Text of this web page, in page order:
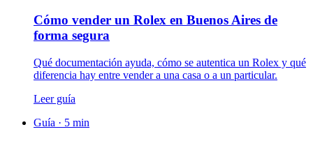
Cómo vender un Rolex en Buenos Aires de
forma segura
Qué documentación ayuda, cómo se autentica un Rolex y qué
diferencia hay entre vender a una casa o a un particular.
Leer guía
Guía · 5 min